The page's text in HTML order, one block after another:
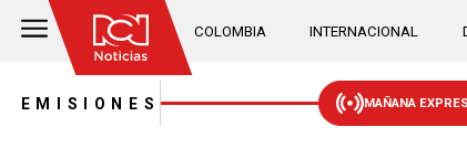
COLOMBIA INTERNACIONAL
EMISIONES MAÑANA